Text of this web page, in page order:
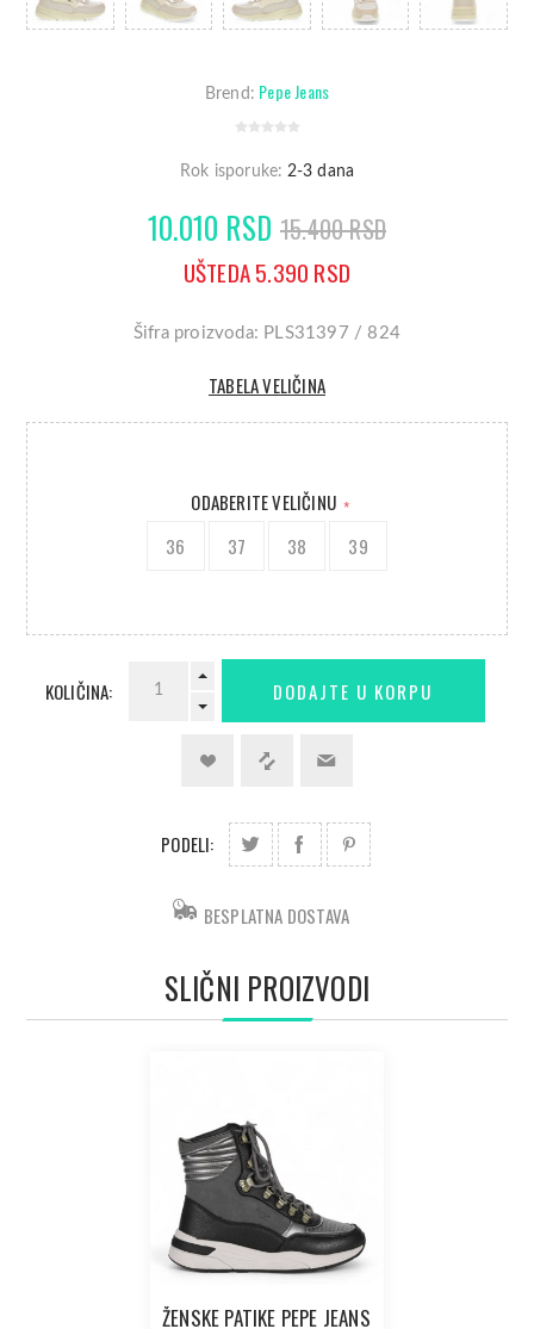
Brend: Pepe Jeans
Rok isporuke: 2-3 dana
10.010 RSD 15.400 RSD
UŠTEDA 5.390 RSD
Šifra proizvoda: PLS31397 / 824
TABELA VELIČINA
ODABERITE VELIČINU *
36 37 38 39
KOLIČINA:
PODELI:
BESPLATNA DOSTAVA
SLIČNI PROIZVODI
ŽENSKE PATIKE PEPE JEANS